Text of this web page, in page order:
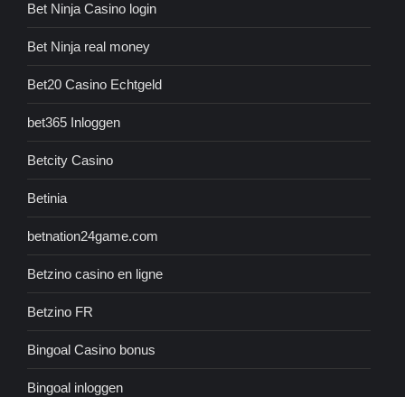
Bet Ninja Casino login
Bet Ninja real money
Bet20 Casino Echtgeld
bet365 Inloggen
Betcity Casino
Betinia
betnation24game.com
Betzino casino en ligne
Betzino FR
Bingoal Casino bonus
Bingoal inloggen